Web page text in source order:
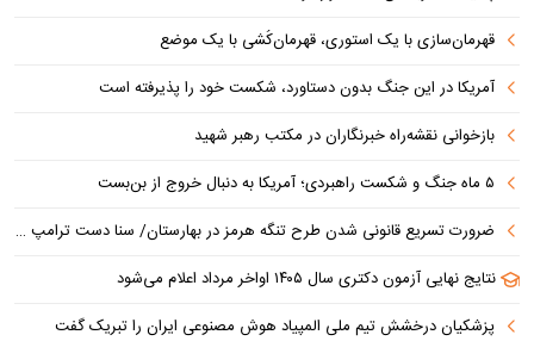
قهرمان‌سازی با یک استوری، قهرمان‌کُشی با یک موضع
آمریکا در این جنگ بدون دستاورد، شکست خود را پذیرفته است
بازخوانی نقشه‌راه خبرنگاران در مکتب رهبر شهید
۵ ماه جنگ و شکست راهبردی؛ آمریکا به دنبال خروج از بن‌بست
ضرورت تسریع قانونی شدن طرح تنگه هرمز در بهارستان/ سنا دست ترامپ را برای اعمال فشار به ایران بازتر کرد
نتایج نهایی آزمون دکتری سال ۱۴۰۵ اواخر مرداد اعلام می‌شود
پزشکیان درخشش تیم ملی المپیاد هوش مصنوعی ایران را تبریک گفت